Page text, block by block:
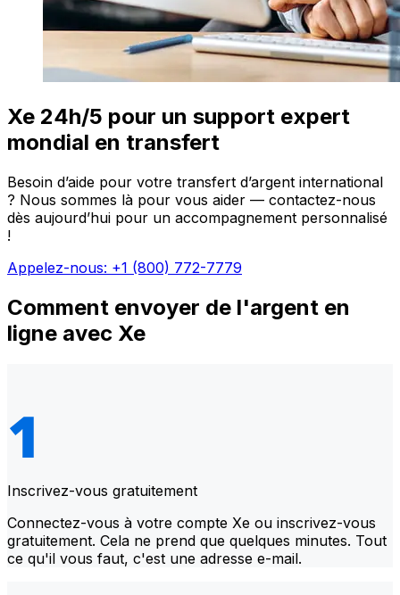
Xe 24h/5 pour un support expert
mondial en transfert
Besoin d’aide pour votre transfert d’argent international
? Nous sommes là pour vous aider — contactez-nous
dès aujourd’hui pour un accompagnement personnalisé
!
Appelez-nous: +1 (800) 772-7779
Comment envoyer de l'argent en
ligne avec Xe
Inscrivez-vous gratuitement
Connectez-vous à votre compte Xe ou inscrivez-vous
gratuitement. Cela ne prend que quelques minutes. Tout
ce qu'il vous faut, c'est une adresse e-mail.